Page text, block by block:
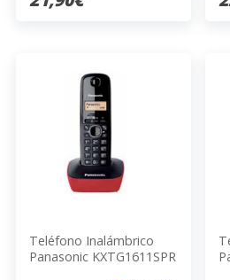
Teléfono Inalámbrico
Panasonic KXTG1611SPR